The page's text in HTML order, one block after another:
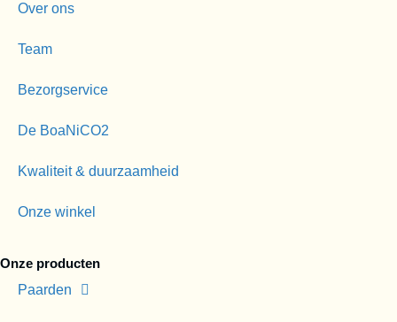
Over ons
Team
Bezorgservice
De BoaNiCO2
Kwaliteit & duurzaamheid
Onze winkel
Onze producten
Paarden